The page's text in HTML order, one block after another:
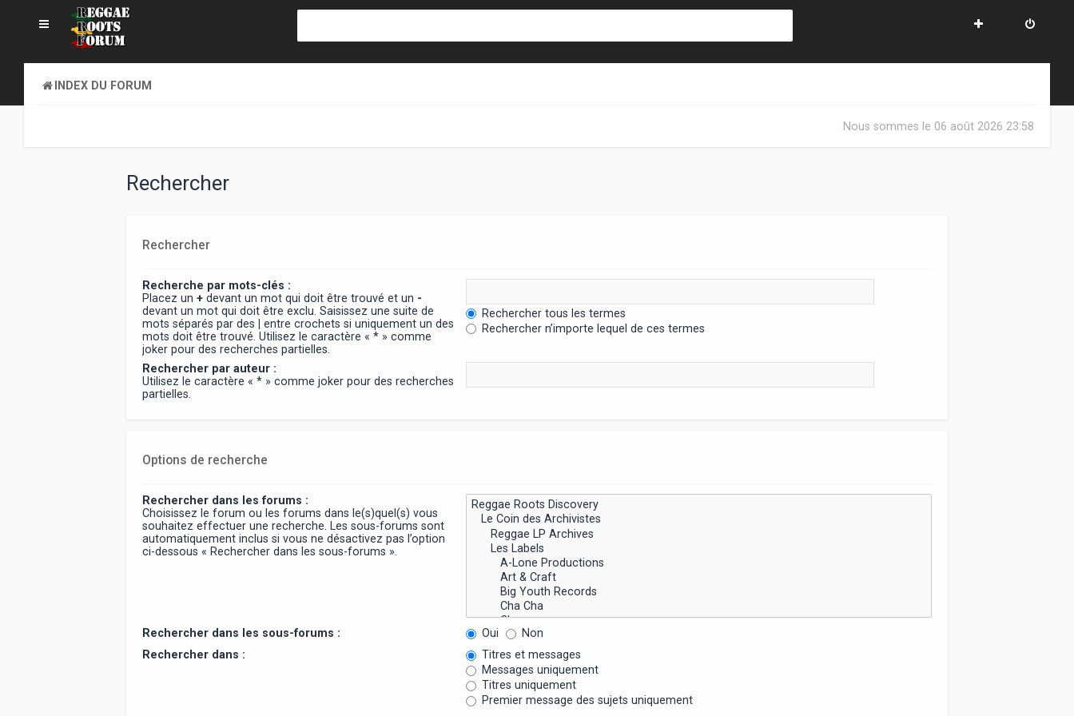
INDEX DU FORUM
Nous sommes le 06 août 2026 23:58
Rechercher
Rechercher
Recherche par mots-clés :
Placez un+ devant un mot qui doit être trouvé et un -
devant un mot qui doit être exclu. Saisissez une suite de
mots séparés par des| entre crochets si uniquement un des
mots doit être trouvé. Utilisez le caractère « * » comme
joker pour des recherches partielles.
Rechercher tous les termes
Rechercher n’importe lequel de ces termes
Rechercher par auteur :
Utilisez le caractère « * » comme joker pour des recherches
partielles.
Options de recherche
Rechercher dans les forums :
Choisissez le forum ou les forums dans le(s)quel(s) vous
souhaitez effectuer une recherche. Les sous-forums sont
automatiquement inclus si vous ne désactivez pas l’option
ci-dessous « Rechercher dans les sous-forums ».
Rechercher dans les sous-forums : Oui
Non
Rechercher dans :
Titres et messages
Messages uniquement
Titres uniquement
Premier message des sujets uniquement